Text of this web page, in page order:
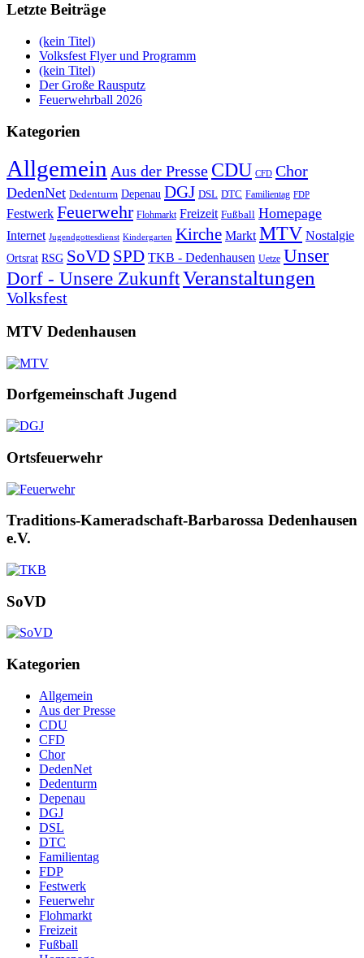
Letzte Beiträge
(kein Titel)
Volksfest Flyer und Programm
(kein Titel)
Der Große Rausputz
Feuerwehrball 2026
Kategorien
Allgemein Aus der Presse CDU CFD Chor
DedenNet Dedenturm Depenau DGJ DSL DTC Familientag FDP
Festwerk Feuerwehr Flohmarkt Freizeit Fußball Homepage
Internet Jugendgottesdienst Kindergarten Kirche Markt MTV Nostalgie
Ortsrat RSG SoVD SPD TKB - Dedenhausen Uetze Unser
Dorf - Unsere ZukunftVeranstaltungen
Volksfest
MTV Dedenhausen
Dorfgemeinschaft Jugend
Ortsfeuerwehr
Traditions-Kameradschaft-Barbarossa Dedenhausen
e.V.
SoVD
Kategorien
Allgemein
Aus der Presse
CDU
CFD
Chor
DedenNet
Dedenturm
Depenau
DGJ
DSL
DTC
Familientag
FDP
Festwerk
Feuerwehr
Flohmarkt
Freizeit
Fußball